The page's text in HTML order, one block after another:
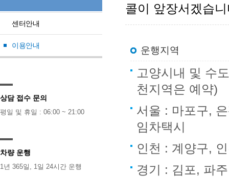
센터안내
이용안내
상담 접수 문의
평일 및 휴일 : 06:00 ~ 21:00
차량 운행
1년 365일, 1일 24시간 운행
콜이 앞장서겠습
운행지역
고양시내 및 수
천지역은 예약)
서울 : 마포구,
임차택시
인천 : 계양구,
경기 : 김포, 파